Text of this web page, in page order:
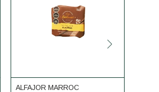
ALFAJOR MARROC